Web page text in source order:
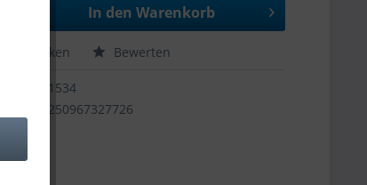
In den Warenkorb
Merken Bewerten
11534
4250967327726